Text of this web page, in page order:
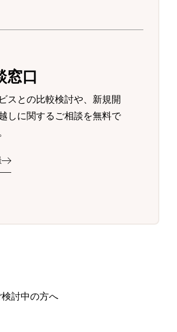
窓口
スとの比較検討や、新規開
しに関するご相談を無料で
討中の方へ